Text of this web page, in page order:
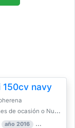
navy
de ocasión o Nuevo
año 2016 80.000 km